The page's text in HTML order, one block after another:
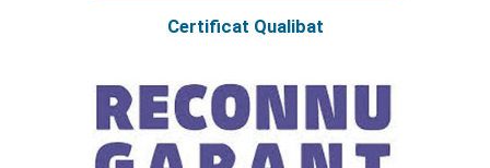
Certificat Qualibat